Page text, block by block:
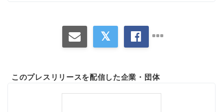
このプレスリリースを配信した企業・団体